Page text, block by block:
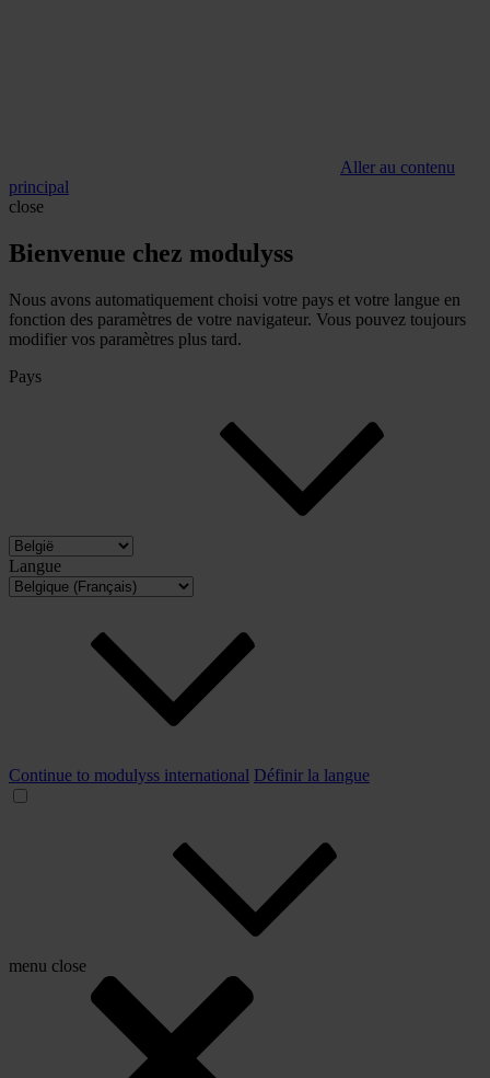
Aller au contenu
principal
close
Bienvenue chez modulyss
Nous avons automatiquement choisi votre pays et votre langue en
fonction des paramètres de votre navigateur. Vous pouvez toujours
modifier vos paramètres plus tard.
Pays
Langue
Continue to modulyss international Définir la langue
menu close